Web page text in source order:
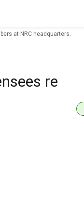
at NRC headquarters.
re